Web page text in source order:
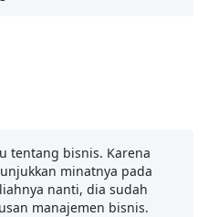
tentang bisnis. Karena
minatnya pada
nanti, dia sudah
manajemen bisnis.